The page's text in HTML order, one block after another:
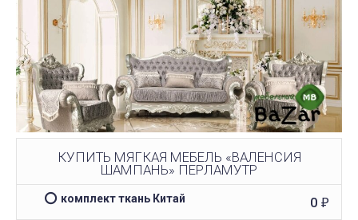
КУПИТЬ МЯГКАЯ МЕБЕЛЬ «ВАЛЕНСИЯ
ШАМПАНЬ» ПЕРЛАМУТР
комплект ткань Китай 0 ₽